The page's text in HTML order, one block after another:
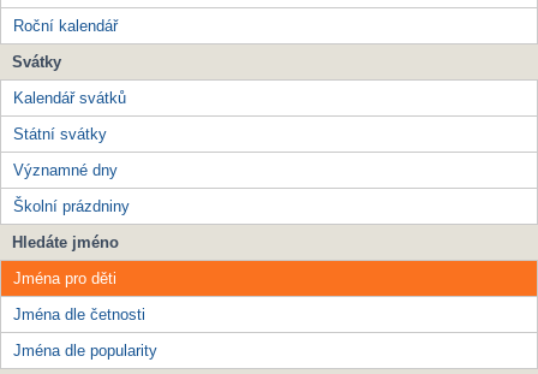
Roční kalendář
Svátky
Kalendář svátků
Státní svátky
Významné dny
Školní prázdniny
Hledáte jméno
Jména pro děti
Jména dle četnosti
Jména dle popularity